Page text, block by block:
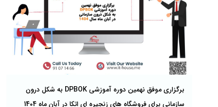
برگزاری موفق نهمین دوره آموزشی DPBOK به شکل درون
سازمانی برای فروشگاه های زنجیره ای اتکا در آبان ماه 1404